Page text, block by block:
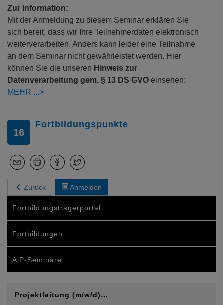
Zur Information:
Mit der Anmeldung zu diesem Seminar erklären Sie
sich bereit, dass wir Ihre Teilnehmerdaten elektronisch
weiterverarbeiten. Anders kann leider eine Teilnahme
an dem Seminar nicht gewährleistet werden. Hier
können Sie die unseren Hinweis zur
Datenverarbeitung gem. § 13 DS GVO einsehen:
MEHR
16
Fortbildungspunkte
Zurück Anmelden
Fortbildungsträgerportal
Fortbildungen
AiP-Seminare
Projektleitung (m/w/d)…